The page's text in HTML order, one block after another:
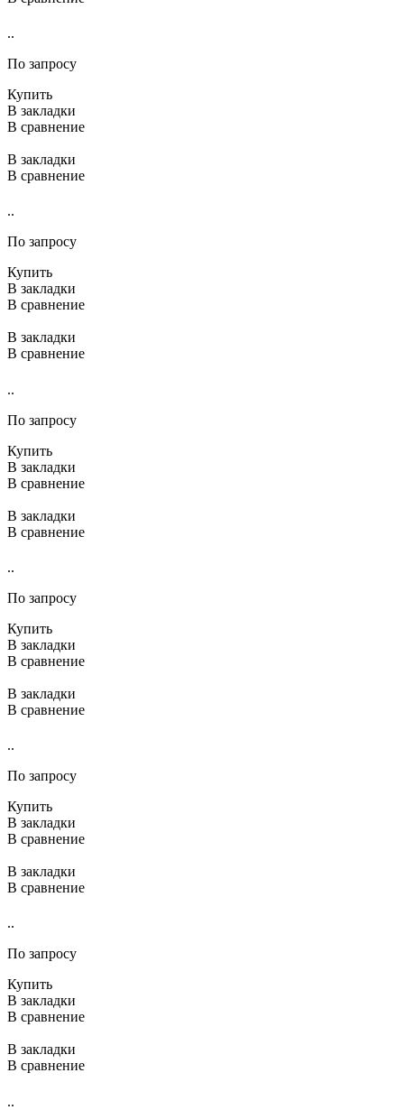
..
По запросу
Купить
В закладки
В сравнение
В закладки
В сравнение
..
По запросу
Купить
В закладки
В сравнение
В закладки
В сравнение
..
По запросу
Купить
В закладки
В сравнение
В закладки
В сравнение
..
По запросу
Купить
В закладки
В сравнение
В закладки
В сравнение
..
По запросу
Купить
В закладки
В сравнение
В закладки
В сравнение
..
По запросу
Купить
В закладки
В сравнение
В закладки
В сравнение
..